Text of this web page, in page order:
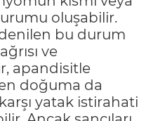
oluşabilir.
denilen bu durum
ve
apandisitle
doğuma da
yatak istirahati